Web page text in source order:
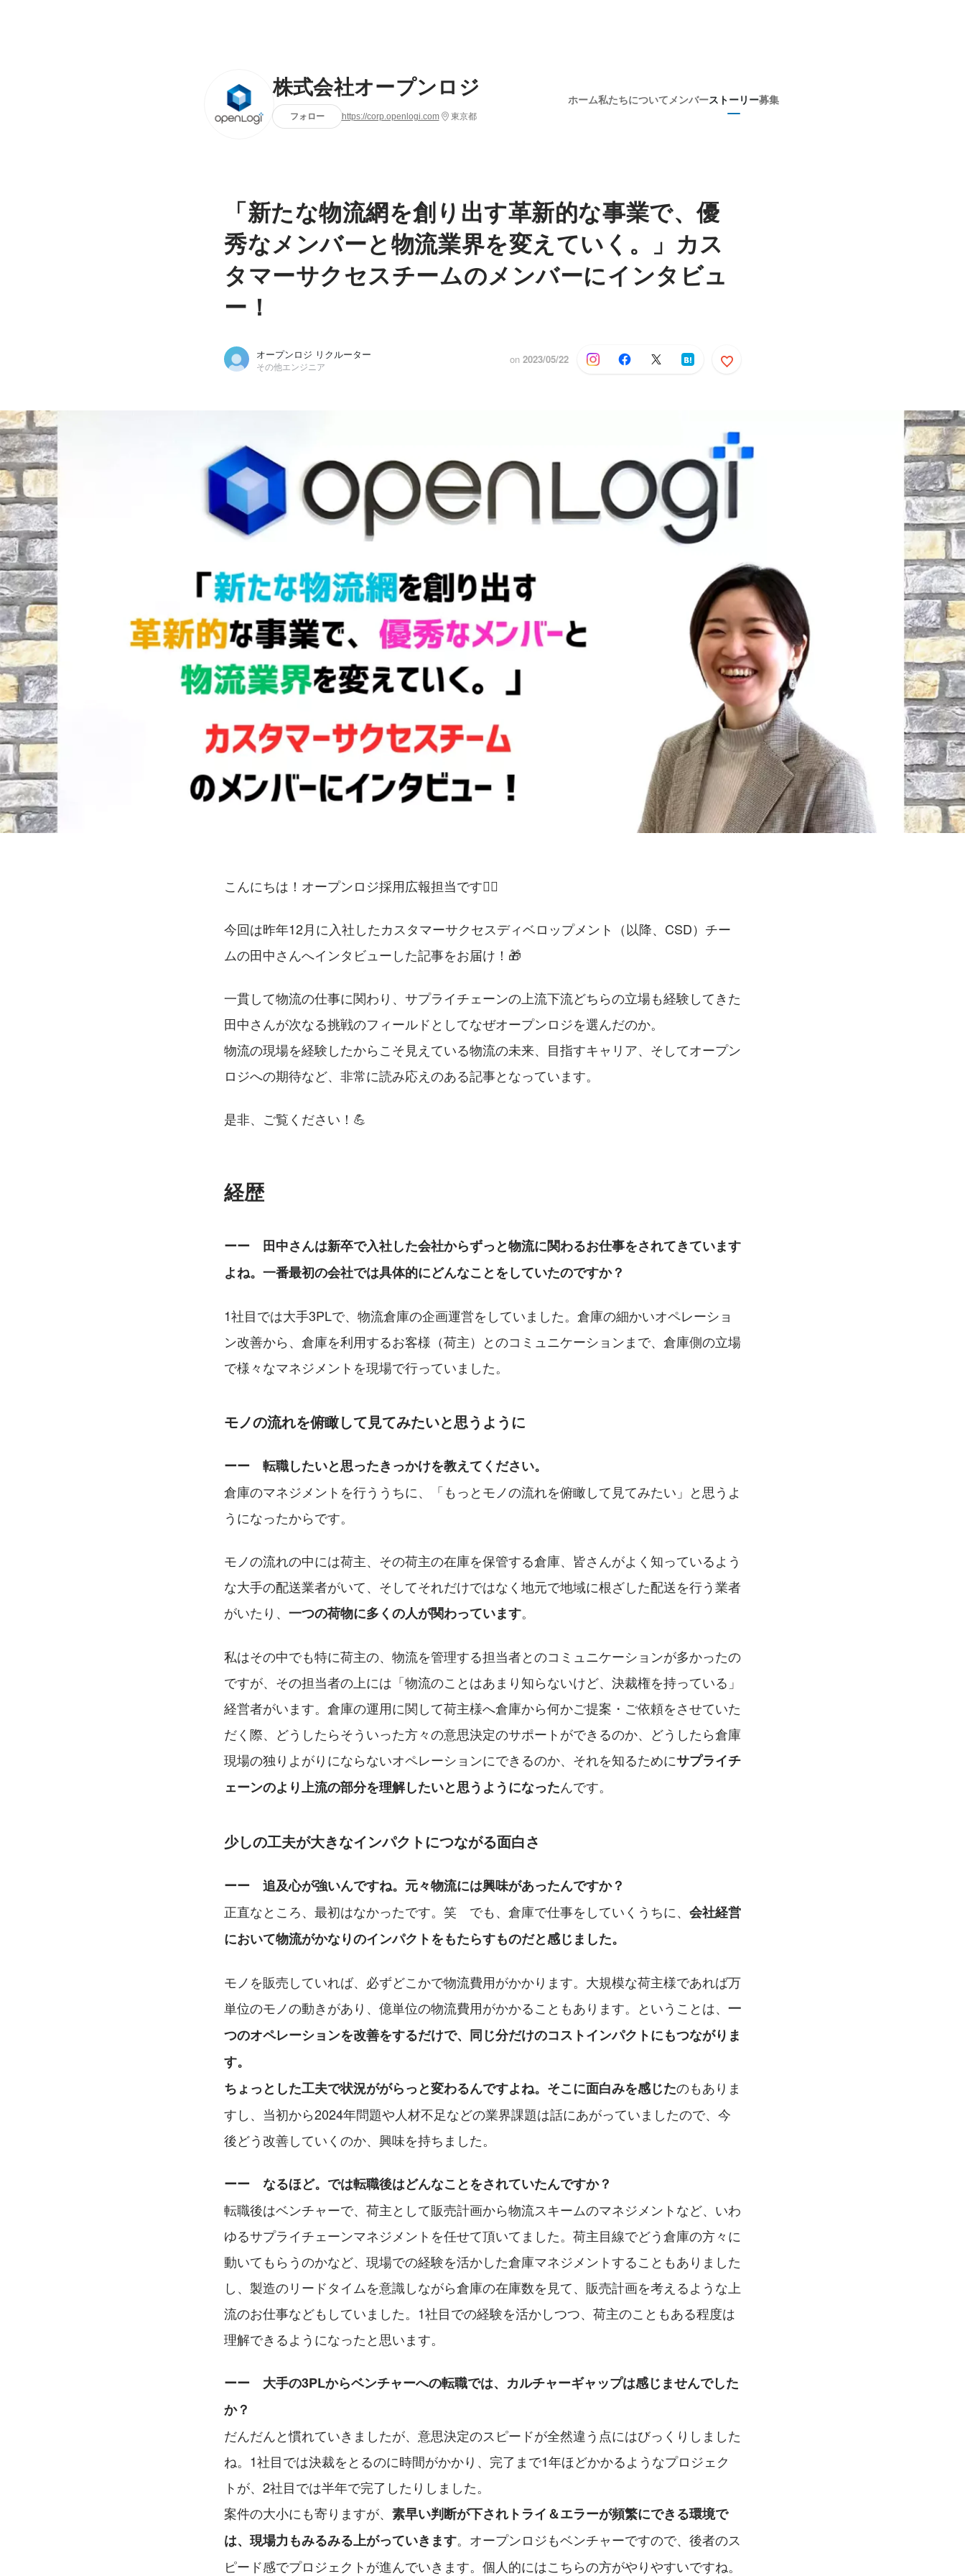
株式会社オープンロジ
フォロー https://corp.openlogi.com 東京都
ホーム私たちについて メンバーストーリー募集
「新たな物流網を創り出す革新的な事業で、優
秀なメンバーと物流業界を変えていく。」カス
タマーサクセスチームのメンバーにインタビュ
ー！
オープンロジ リクルーター
その他エンジニア
on 2023/05/22
こんにちは！オープンロジ採用広報担当です🙋‍♀️
今回は昨年12月に入社したカスタマーサクセスディベロップメント（以降、CSD）チー
ムの田中さんへインタビューした記事をお届け！🎁
一貫して物流の仕事に関わり、サプライチェーンの上流下流どちらの立場も経験してきた
田中さんが次なる挑戦のフィールドとしてなぜオープンロジを選んだのか。
物流の現場を経験したからこそ見えている物流の未来、目指すキャリア、そしてオープン
ロジへの期待など、非常に読み応えのある記事となっています。
是非、ご覧ください！💪
経歴
ーー　田中さんは新卒で入社した会社からずっと物流に関わるお仕事をされてきています
よね。一番最初の会社では具体的にどんなことをしていたのですか？
1社目では大手3PLで、物流倉庫の企画運営をしていました。倉庫の細かいオペレーショ
ン改善から、倉庫を利用するお客様（荷主）とのコミュニケーションまで、倉庫側の立場
で様々なマネジメントを現場で行っていました。
モノの流れを俯瞰して見てみたいと思うように
ーー　転職したいと思ったきっかけを教えてください。
倉庫のマネジメントを行ううちに、「もっとモノの流れを俯瞰して見てみたい」と思うよ
うになったからです。
モノの流れの中には荷主、その荷主の在庫を保管する倉庫、皆さんがよく知っているよう
な大手の配送業者がいて、そしてそれだけではなく地元で地域に根ざした配送を行う業者
がいたり、 一つの荷物に多くの人が関わっています。
私はその中でも特に荷主の、物流を管理する担当者とのコミュニケーションが多かったの
ですが、その担当者の上には「物流のことはあまり知らないけど、決裁権を持っている」
経営者がいます。倉庫の運用に関して荷主様へ倉庫から何かご提案・ご依頼をさせていた
だく際、どうしたらそういった方々の意思決定のサポートができるのか、どうしたら倉庫
現場の独りよがりにならないオペレーションにできるのか、それを知るためにサプライチ
ェーンのより上流の部分を理解したいと思うようになったんです。
少しの工夫が大きなインパクトにつながる面白さ
ーー　追及心が強いんですね。元々物流には興味があったんですか？
正直なところ、最初はなかったです。笑　でも、倉庫で仕事をしていくうちに、 会社経営
において物流がかなりのインパクトをもたらすものだと感じました。
モノを販売していれば、必ずどこかで物流費用がかかります。大規模な荷主様であれば万
単位のモノの動きがあり、億単位の物流費用がかかることもあります。ということは、 一
つのオペレーションを改善をするだけで、同じ分だけのコストインパクトにもつながりま
す。
ちょっとした工夫で状況ががらっと変わるんですよね。そこに面白みを感じたのもありま
すし、当初から2024年問題や人材不足などの業界課題は話にあがっていましたので、今
後どう改善していくのか、興味を持ちました。
ーー　なるほど。では転職後はどんなことをされていたんですか？
転職後はベンチャーで、荷主として販売計画から物流スキームのマネジメントなど、いわ
ゆるサプライチェーンマネジメントを任せて頂いてました。荷主目線でどう倉庫の方々に
動いてもらうのかなど、現場での経験を活かした倉庫マネジメントすることもありました
し、製造のリードタイムを意識しながら倉庫の在庫数を見て、販売計画を考えるような上
流のお仕事などもしていました。1社目での経験を活かしつつ、荷主のこともある程度は
理解できるようになったと思います。
ーー　大手の3PLからベンチャーへの転職では、カルチャーギャップは感じませんでした
か？
だんだんと慣れていきましたが、意思決定のスピードが全然違う点にはびっくりしました
ね。1社目では決裁をとるのに時間がかかり、完了まで1年ほどかかるようなプロジェク
トが、2社目では半年で完了したりしました。
案件の大小にも寄りますが、 素早い判断が下されトライ＆エラーが頻繁にできる環境で
は、現場力もみるみる上がっていきます。オープンロジもベンチャーですので、後者のス
ピード感でプロジェクトが進んでいきます。個人的にはこちらの方がやりやすいですね。